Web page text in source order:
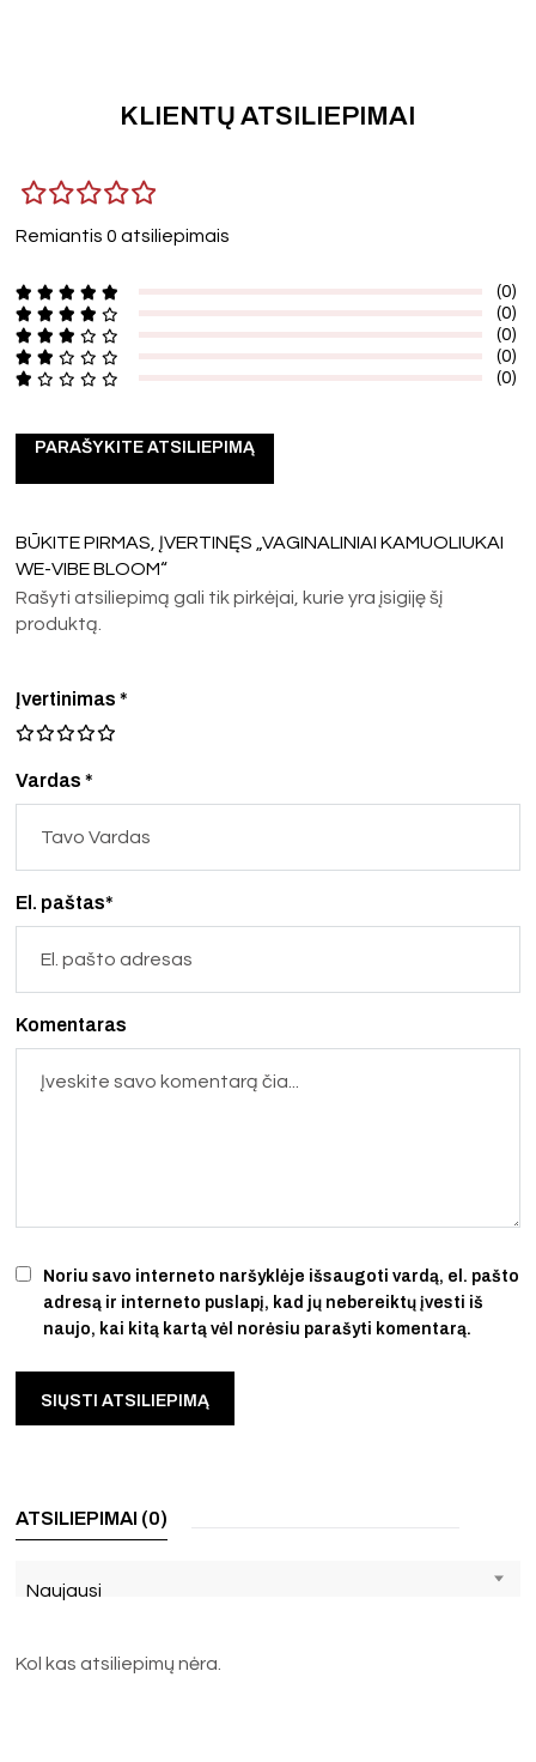
KLIENTŲ ATSILIEPIMAI
Remiantis 0 atsiliepimais
(0)
(0)
(0)
(0)
(0)
PARAŠYKITE ATSILIEPIMĄ
BŪKITE PIRMAS, ĮVERTINĘS „VAGINALINIAI KAMUOLIUKAI
WE-VIBE BLOOM“
Rašyti atsiliepimą gali tik pirkėjai, kurie yra įsigiję šį
produktą.
Vardas *
El. paštas*
Noriu savo interneto naršyklėje išsaugoti vardą, el. pašto
adresą ir interneto puslapį, kad jų nebereiktų įvesti iš
naujo, kai kitą kartą vėl norėsiu parašyti komentarą.
Įvertinimas*
Komentaras
ATSILIEPIMAI (0)
Naujausi
Kol kas atsiliepimų nėra.